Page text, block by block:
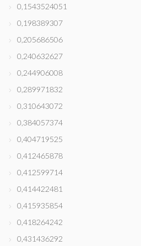
0,1543524051
0,198389307
0,205686506
0,240632627
0,244906008
0,289971832
0,310643072
0,384057374
0,404719525
0,412465878
0,412599714
0,414422481
0,415935854
0,418264242
0,431436292